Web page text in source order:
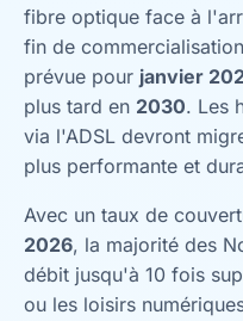
fibre optique face à
fin de
prévue pour janvier
plus tard en 2030. Les
via l'ADSL devront
plus performante et
Avec un taux de
2026, la majorité des
débit jusqu'à 10 fois
ou les loisirs